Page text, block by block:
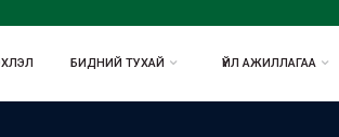
БИДНИЙ ТУХАЙ ҮЙЛ АЖИЛЛАГАА